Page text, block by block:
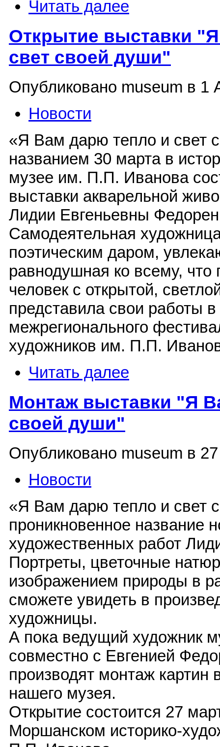
Читать далее
Открытие выставки
свет своей души"
Опубликовано museum в 1
Новости
«Я Вам дарю тепло и свет
названием 30 марта в
музее им. П.П. Иванова
выставки акварельной
Лидии Евгеньевны
Самодеятельная
поэтическим даром,
равнодушная ко всему, что
человек с открытой,
представила свои работы
межрегионального
художников им. П.П.
Читать далее
Монтаж выставки "Я
своей души"
Опубликовано museum в
Новости
«Я Вам дарю тепло и свет
проникновенное название
художественных работ
Портреты, цветочные
изображением природы в
сможете увидеть в
художницы.
А пока ведущий художник
совместно с Евгенией
производят монтаж картин
нашего музея.
Открытие состоится 27
Моршанском историко-